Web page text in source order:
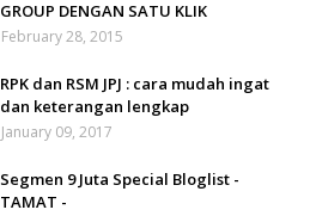
GROUP DENGAN SATU KLIK
February 28, 2015
RPK dan RSM JPJ : cara mudah ingat
dan keterangan lengkap
January 09, 2017
Segmen 9 Juta Special Bloglist -
TAMAT -